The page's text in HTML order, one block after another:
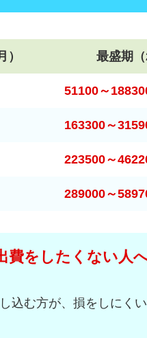
最盛期（
51100～
163300～
223500～
289000～
費をしたくない人
込む方が、損をしにくい